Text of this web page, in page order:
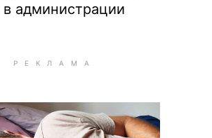
администрации